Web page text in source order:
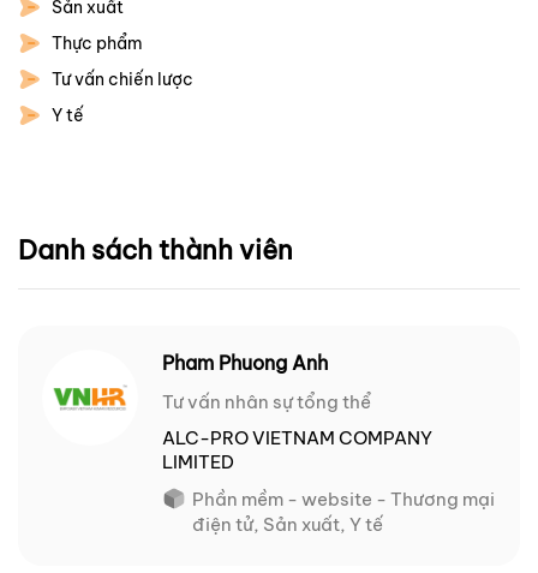
Sản xuất
Thực phẩm
Tư vấn chiến lược
Y tế
Danh sách thành viên
Pham Phuong Anh
Tư vấn nhân sự tổng thể
ALC-PRO VIETNAM COMPANY
LIMITED
Phần mềm - website - Thương mại
điện tử, Sản xuất, Y tế